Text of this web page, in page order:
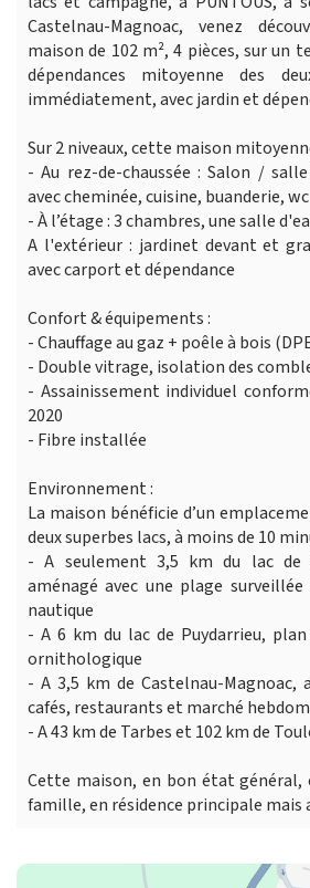
Castelnau-Magnoac, venez
maison de 102 m², 4 pièces, sur un
dépendances mitoyenne des
immédiatement, avec jardin et
Sur 2 niveaux, cette maison
- Au rez-de-chaussée : Salon /
avec cheminée, cuisine, buanderie, wc
- À l’étage : 3 chambres, une salle
A l'extérieur : jardinet devant et
avec carport et dépendance
Confort & équipements :
- Chauffage au gaz + poêle à bois
- Double vitrage, isolation des
- Assainissement individuel
2020
- Fibre installée
Environnement :
La maison bénéficie d’un
deux superbes lacs, à moins de 10
- A seulement 3,5 km du lac de
aménagé avec une plage
nautique
- A 6 km du lac de Puydarrieu, plan
ornithologique
- A 3,5 km de Castelnau-Magnoac,
cafés, restaurants et marché
- A 43 km de Tarbes et 102 km de
Cette maison, en bon état général,
famille, en résidence principale mais